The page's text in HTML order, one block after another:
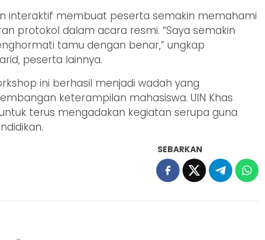
interaktif membuat peserta semakin memahami
protokol dalam acara resmi. “Saya semakin
tamu dengan benar,” ungkap
peserta lainnya.
ini berhasil menjadi wadah yang
keterampilan mahasiswa. UIN Khas
terus mengadakan kegiatan serupa guna
SEBARKAN